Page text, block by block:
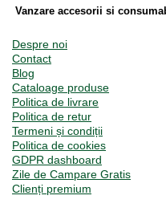
Vanzare accesorii si
Despre noi
Contact
Blog
Cataloage produse
Politica de livrare
Politica de retur
Termeni și condiții
Politica de cookies
GDPR dashboard
Zile de Campare Gratis
Clienți premium